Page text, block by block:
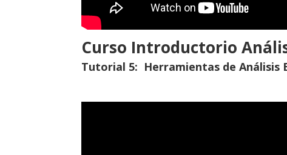
Curso Introductorio
Tutorial 5: Herramientas de Análisis